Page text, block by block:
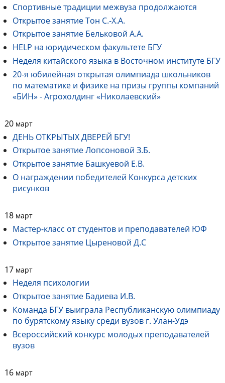
Спортивные традиции межвуза продолжаются
Открытое занятие Тон С.-Х.А.
Открытое занятие Бельковой А.А.
HELP на юридическом факультете БГУ
Неделя китайского языка в Восточном институте БГУ
20-я юбилейная открытая олимпиада школьников
по математике и физике на призы группы компаний
«БИН» - Агрохолдинг «Николаевский»
20 март
ДЕНЬ ОТКРЫТЫХ ДВЕРЕЙ БГУ!
Открытое занятие Лопсоновой З.Б.
Открытое занятие Башкуевой Е.В.
О награждении победителей Конкурса детских
рисунков
18 март
Мастер-класс от студентов и преподавателей ЮФ
Открытое занятие Цыреновой Д.С
17 март
Неделя психологии
Открытое занятие Бадиева И.В.
Команда БГУ выиграла Республиканскую олимпиаду
по бурятскому языку среди вузов г. Улан-Удэ
Всероссийский конкурс молодых преподавателей
вузов
16 март